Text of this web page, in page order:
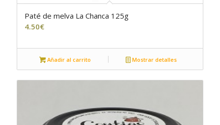
5.00
Paté de melva La Chanca 125g
4.50€
Añadir al carrito Mostrar detalles